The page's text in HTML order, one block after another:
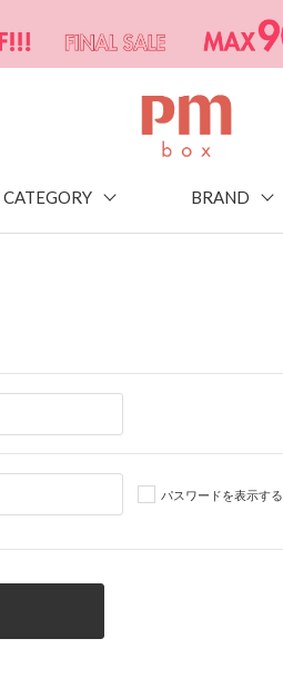
CATEGORY BRAND
パスワードを表示する